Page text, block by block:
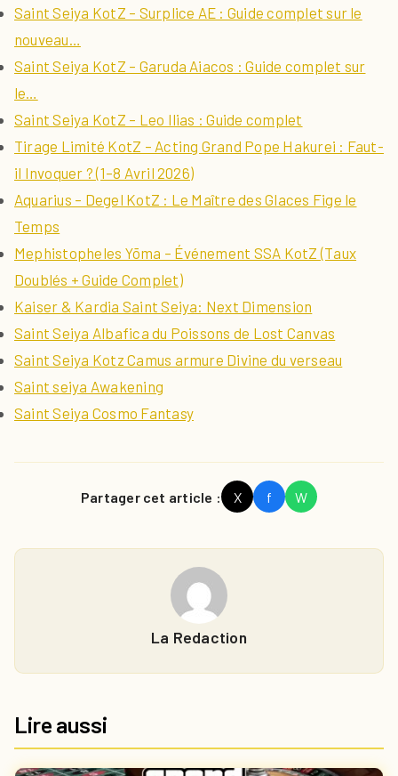
Saint Seiya KotZ – Surplice AE : Guide complet sur le
nouveau…
Saint Seiya KotZ – Garuda Aiacos : Guide complet sur
le…
Saint Seiya KotZ – Leo Ilias : Guide complet
Tirage Limité KotZ – Acting Grand Pope Hakurei : Faut-
il Invoquer ? (1–8 Avril 2026)
Aquarius – Degel KotZ : Le Maître des Glaces Fige le
Temps
Mephistopheles Yōma – Événement SSA KotZ (Taux
Doublés + Guide Complet)
Kaiser & Kardia Saint Seiya: Next Dimension
Saint Seiya Albafica du Poissons de Lost Canvas
Saint Seiya Kotz Camus armure Divine du verseau
Saint seiya Awakening
Saint Seiya Cosmo Fantasy
Partager cet article : X f W
La Redaction
Lire aussi